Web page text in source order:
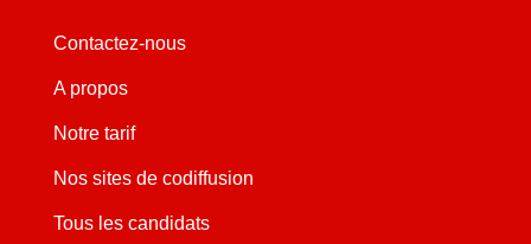
Contactez-nous
A propos
Notre tarif
Nos sites de codiffusion
Tous les candidats